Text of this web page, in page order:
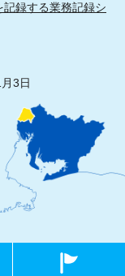
記録する業務記録シ
3日